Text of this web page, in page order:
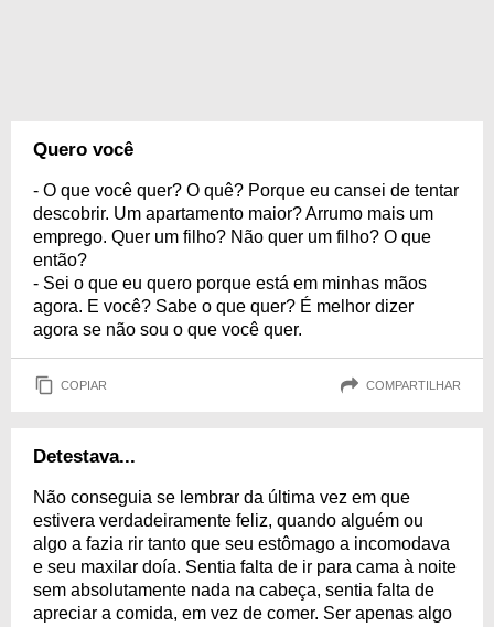
Quero você
- O que você quer? O quê? Porque eu cansei de tentar
descobrir. Um apartamento maior? Arrumo mais um
emprego. Quer um filho? Não quer um filho? O que
então?
- Sei o que eu quero porque está em minhas mãos
agora. E você? Sabe o que quer? É melhor dizer
agora se não sou o que você quer.
COPIAR COMPARTILHAR
Detestava...
Não conseguia se lembrar da última vez em que
estivera verdadeiramente feliz, quando alguém ou
algo a fazia rir tanto que seu estômago a incomodava
e seu maxilar doía. Sentia falta de ir para cama à noite
sem absolutamente nada na cabeça, sentia falta de
apreciar a comida, em vez de comer. Ser apenas algo